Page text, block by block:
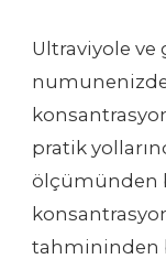
Ultraviyole ve
pratik
ölçümünden
tahmininden